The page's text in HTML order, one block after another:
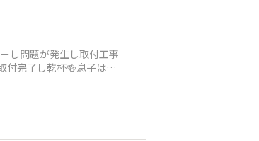
し問題が発生し取付工事
付完了し乾杯🍻息子はま